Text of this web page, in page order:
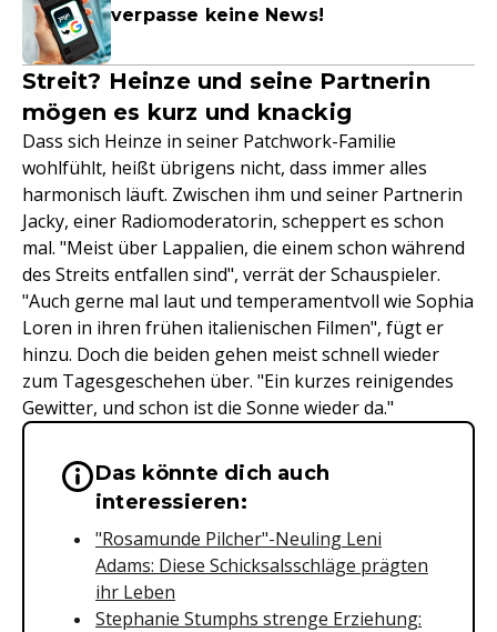
verpasse keine News!
Streit? Heinze und seine Partnerin
mögen es kurz und knackig
Dass sich Heinze in seiner Patchwork-Familie
wohlfühlt, heißt übrigens nicht, dass immer alles
harmonisch läuft. Zwischen ihm und seiner Partnerin
Jacky, einer Radiomoderatorin, scheppert es schon
mal. "Meist über Lappalien, die einem schon während
des Streits entfallen sind", verrät der Schauspieler.
"Auch gerne mal laut und temperamentvoll wie Sophia
Loren in ihren frühen italienischen Filmen", fügt er
hinzu. Doch die beiden gehen meist schnell wieder
zum Tagesgeschehen über. "Ein kurzes reinigendes
Gewitter, und schon ist die Sonne wieder da."
Wichtige Hinweise &
Das könnte dich auch
interessieren:
"Rosamunde Pilcher"-Neuling Leni
Adams: Diese Schicksalsschläge prägten
ihr Leben
Stephanie Stumphs strenge Erziehung: